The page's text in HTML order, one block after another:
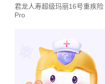
君龙人寿超级玛丽16号重疾险
Pro